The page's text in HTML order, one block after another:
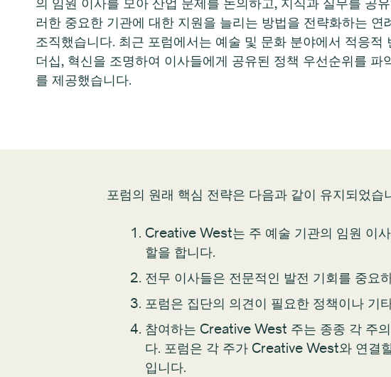
러한 중요한 기관에 대한 지원을 늘리는 방법을 전략화하는 연
조직했습니다. 최근 포럼에서는 예술 및 문화 분야에서 적응적
더십, 혁신을 조명하여 이사들에게 공유된 정책 우선순위를 파
를 제공했습니다.
포럼의 원래 핵심 전략은 다음과 같이 유지되었습
Creative West는 주 예술 기관의 임원 이
할을 합니다.
전무 이사들은 전문적인 발전 기회를 중
포럼은 집단의 의견이 필요한 정책이나 기
참여하는 Creative West 주는 종종 각 주
다. 포럼은 각 주가 Creative West와 연결
입니다.